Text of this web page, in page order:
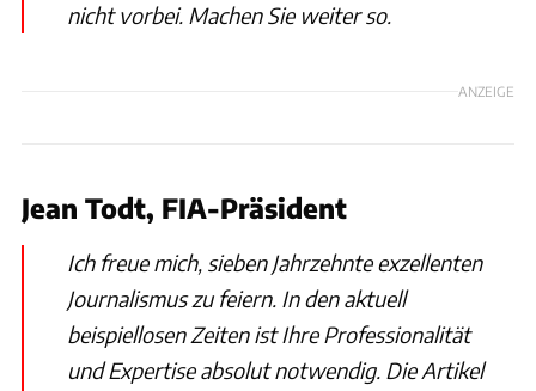
nicht vorbei. Machen Sie weiter so.
ANZEIGE
Jean Todt, FIA-Präsident
Ich freue mich, sieben Jahrzehnte exzellenten
Journalismus zu feiern. In den aktuell
beispiellosen Zeiten ist Ihre Professionalität
und Expertise absolut notwendig. Die Artikel